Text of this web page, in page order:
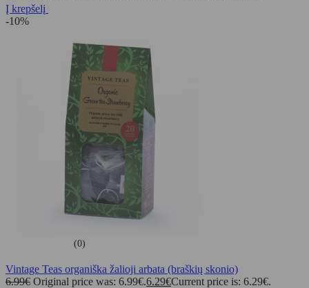
Į krepšelį
-10%
(0)
Vintage Teas organiška žalioji arbata (braškių skonio)
6.99€ Original price was: 6.99€.6.29€Current price is: 6.29€.